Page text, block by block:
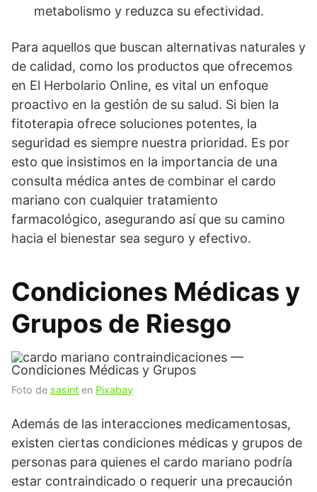
metabolismo y reduzca su efectividad.
Para aquellos que buscan alternativas naturales y
de calidad, como los productos que ofrecemos
en El Herbolario Online, es vital un enfoque
proactivo en la gestión de su salud. Si bien la
fitoterapia ofrece soluciones potentes, la
seguridad es siempre nuestra prioridad. Es por
esto que insistimos en la importancia de una
consulta médica antes de combinar el cardo
mariano con cualquier tratamiento
farmacológico, asegurando así que su camino
hacia el bienestar sea seguro y efectivo.
Condiciones Médicas y
Grupos de Riesgo
Foto de sasint en Pixabay
Además de las interacciones medicamentosas,
existen ciertas condiciones médicas y grupos de
personas para quienes el cardo mariano podría
estar contraindicado o requerir una precaución